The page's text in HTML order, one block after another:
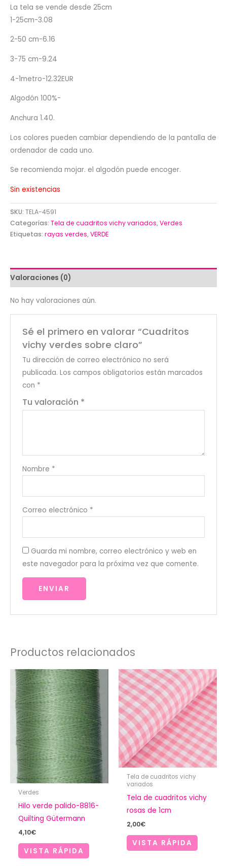
La tela se vende desde 25cm
1-25cm-3.08
2-50 cm-6.16
3-75 cm-9.24
4-1metro-12.32EUR
Algodón 100%-
Anchura 1.40.
Los colores pueden cambiar dependiendo de la pantalla de
ordenador de cada uno.
Se recomienda mojar. el algodón puede encoger.
Sin existencias
SKU: TELA-4591
Categorías: Tela de cuadritos vichy variados,Verdes
Etiquetas: rayas verdes,VERDE
Valoraciones (0)
No hay valoraciones aún.
Sé el primero en valorar “Cuadritos
vichy verdes sobre claro”
Tu dirección de correo electrónico no será
publicada. Los campos obligatorios están marcados
con *
Tu valoración *
Nombre *
Correo electrónico *
Guarda mi nombre, correo electrónico y web en
este navegador para la próxima vez que comente.
Productos relacionados
Verdes
Hilo verde palido-8816-
Quilting Gütermann
4,10€
VISTA RÁPIDA
Tela de cuadritos vichy
variados
Tela de cuadritos vichy
rosas de 1cm
2,00€
VISTA RÁPIDA